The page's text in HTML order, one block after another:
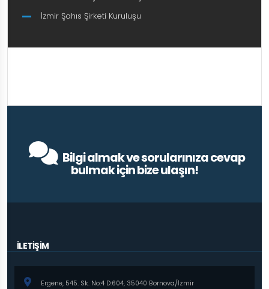
İzmir Şahıs Şirketi Kuruluşu
Bilgi almak ve sorularınıza cevap
bulmak için bize ulaşın!
İLETİŞİM
Ergene, 545. Sk. No:4 D:604, 35040 Bornova/İzmir